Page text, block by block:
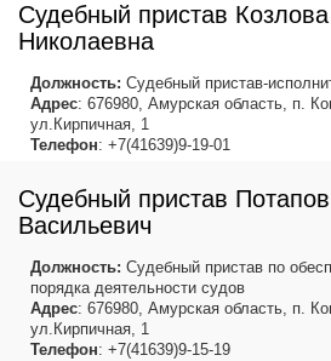
Судебный пристав
Николаевна
Должность: Судебный пристав-
Адрес: 676980, Амурская область, п.
ул.Кирпичная, 1
Телефон: +7(41639)9-19-01
Судебный пристав
Васильевич
Должность: Судебный пристав по
порядка деятельности судов
Адрес: 676980, Амурская область, п.
ул.Кирпичная, 1
Телефон: +7(41639)9-15-19